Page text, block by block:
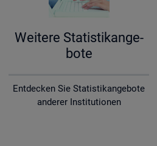
Wei­te­re Sta­tis­tik­an­ge­
bo­te
Entdecken Sie Statistikangebote
anderer Institutionen